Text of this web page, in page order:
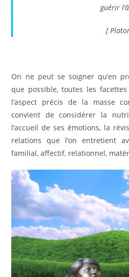
guérir
[
On ne peut se soigner qu’en
que possible, toutes les
l’aspect précis de la masse
convient de considérer la
l’accueil de ses émotions, la
relations que l’on entretient
familial, affectif, relationnel,